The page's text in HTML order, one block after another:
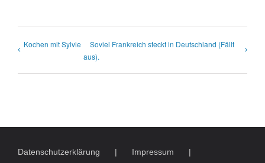
Kochen mit Sylvie
Soviel Frankreich steckt in Deutschland (Fällt
aus).
Datenschutzerklärung
Impressum